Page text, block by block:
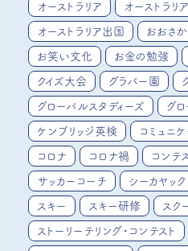
オーストラリア オーストラリ
オーストラリア出国 おおさ
お笑い文化 お金の勉強
クイズ大会 グラバー園
グローバルスタディーズ グ
ケンブリッジ英検 コミュニ
コロナ コロナ禍 コンテ
サッカーコーチ シーカヤック
スキー スキー研修 スク
ストーリーテリング・コンテスト